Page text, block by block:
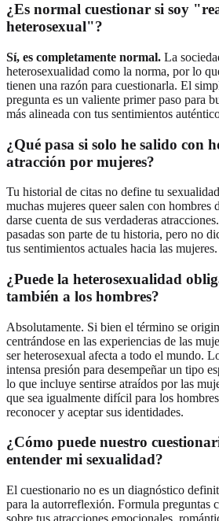
¿Es normal cuestionar si soy
heterosexual"?
Sí, es completamente normal. La
heterosexualidad como la norma, por lo
tienen una razón para cuestionarla. El
pregunta es un valiente primer paso para
más alineada con tus sentimientos
¿Qué pasa si solo he salido con
atracción por mujeres?
Tu historial de citas no define tu
muchas mujeres queer salen con hombres
darse cuenta de sus verdaderas
pasadas son parte de tu historia, pero no
tus sentimientos actuales hacia las mujeres.
¿Puede la heterosexualidad
también a los hombres?
Absolutamente. Si bien el término se
centrándose en las experiencias de las
ser heterosexual afecta a todo el mundo.
intensa presión para desempeñar un tipo
lo que incluye sentirse atraídos por las
que sea igualmente difícil para los
reconocer y aceptar sus identidades.
¿Cómo puede nuestro
entender mi sexualidad?
El cuestionario no es un diagnóstico
para la autorreflexión. Formula preguntas